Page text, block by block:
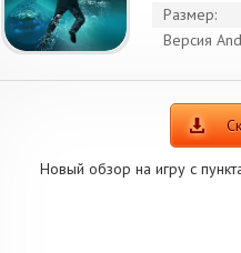
Размер:
Версия
Новый обзор на игру с